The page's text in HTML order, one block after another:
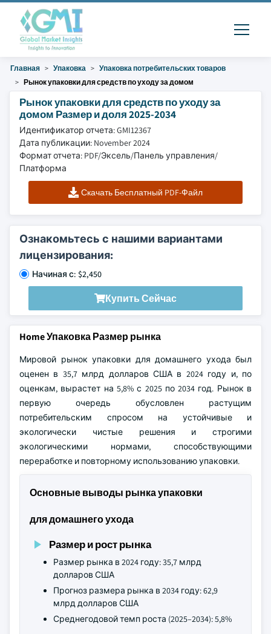
Главная Упаковка
Упаковка потребительских товаров
Рынок упаковки для средств по уходу за домом
Рынок упаковки для средств по уходу за
домом Размер и доля 2025-2034
Идентификатор отчета: GMI12367
Дата публикации: November 2024
Формат отчета: PDF/Эксель/Панель управления/
Платформа
Скачать Бесплатный PDF-Файл
Ознакомьтесь с нашими вариантами
лицензирования:
Начиная с: $2,450
Купить Сейчас
Home Упаковка Размер рынка
Мировой рынок упаковки для домашнего ухода был
оценен в 35,7 млрд долларов США в 2024 году и, по
оценкам, вырастет на 5,8% с 2025 по 2034 год. Рынок в
первую очередь обусловлен растущим
потребительским спросом на устойчивые и
экологически чистые решения и строгими
экологическими нормами, способствующими
переработке и повторному использованию упаковки.
Основные выводы рынка упаковки
для домашнего ухода
Размер и рост рынка
Размер рынка в 2024 году: 35,7 млрд
долларов США
Прогноз размера рынка в 2034 году: 62,9
млрд долларов США
Среднегодовой темп роста (2025–2034): 5,8%